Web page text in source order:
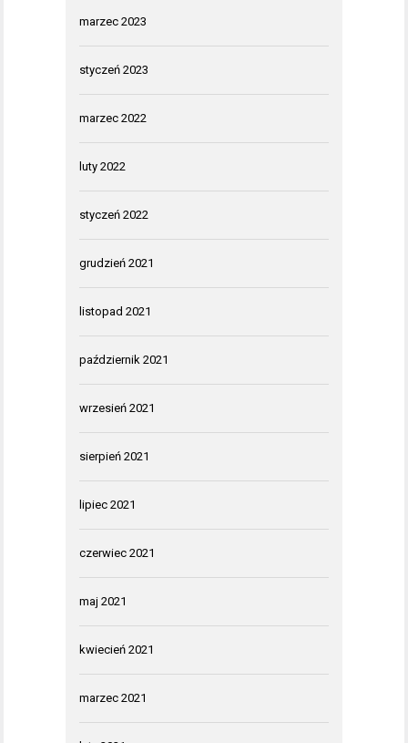
marzec 2023
styczeń 2023
marzec 2022
luty 2022
styczeń 2022
grudzień 2021
listopad 2021
październik 2021
wrzesień 2021
sierpień 2021
lipiec 2021
czerwiec 2021
maj 2021
kwiecień 2021
marzec 2021